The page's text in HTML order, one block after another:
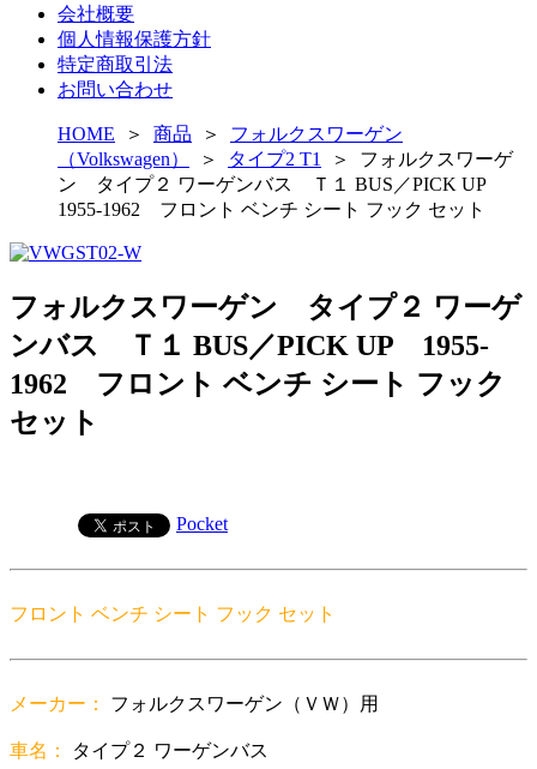
会社概要
個人情報保護方針
特定商取引法
お問い合わせ
HOME ＞ 商品 ＞ フォルクスワーゲン
（Volkswagen）
＞ タイプ2 T1 ＞ フォルクスワーゲ
ン タイプ２ ワーゲンバス Ｔ１ BUS／PICK UP
1955-1962 フロント ベンチ シート フック セット
フォルクスワーゲン タイプ２ ワーゲ
ンバス Ｔ１ BUS／PICK UP 1955-
1962 フロント ベンチ シート フック
セット
Pocket
フロント ベンチ シート フック セット
メーカー： フォルクスワーゲン（ＶＷ）用
車名： タイプ２ ワーゲンバス